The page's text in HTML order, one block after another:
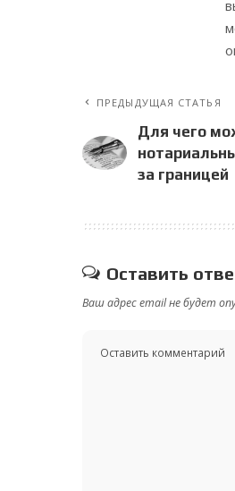
ПРЕДЫДУЩАЯ СТАТЬЯ
Для чего
за границей
Оставить
Ваш адрес email не будет